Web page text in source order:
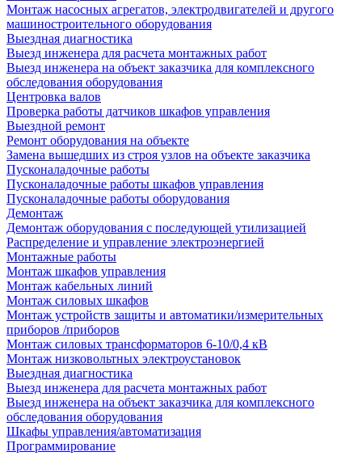
Монтаж насосных агрегатов, электродвигателей и другого
машиностроительного оборудования
Выездная диагностика
Выезд инженера для расчета монтажных работ
Выезд инженера на объект заказчика для комплексного
обследования оборудования
Центровка валов
Проверка работы датчиков шкафов управления
Выездной ремонт
Ремонт оборудования на объекте
Замена вышедших из строя узлов на объекте заказчика
Пусконаладочные работы
Пусконаладочные работы шкафов управления
Пусконаладочные работы оборудования
Демонтаж
Демонтаж оборудования с последующей утилизацией
Распределение и управление электроэнергией
Монтажные работы
Монтаж шкафов управления
Монтаж кабельных линий
Монтаж силовых шкафов
Монтаж устройств защиты и автоматики/измерительных
приборов /приборов
Монтаж силовых трансформаторов 6-10/0,4 кВ
Монтаж низковольтных электроустановок
Выездная диагностика
Выезд инженера для расчета монтажных работ
Выезд инженера на объект заказчика для комплексного
обследования оборудования
Шкафы управления/автоматизация
Программирование